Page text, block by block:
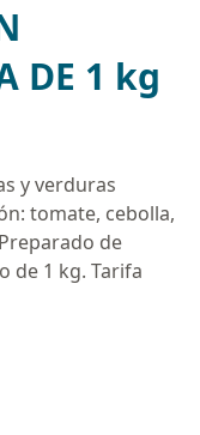
DE 1 kg
y verduras
tomate, cebolla,
de
de 1 kg. Tarifa